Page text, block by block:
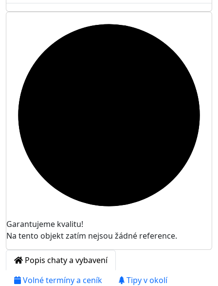
Garantujeme kvalitu!
Na tento objekt zatím nejsou žádné reference.
Popis chaty a vybavení
Volné termíny a ceník
Tipy v okolí